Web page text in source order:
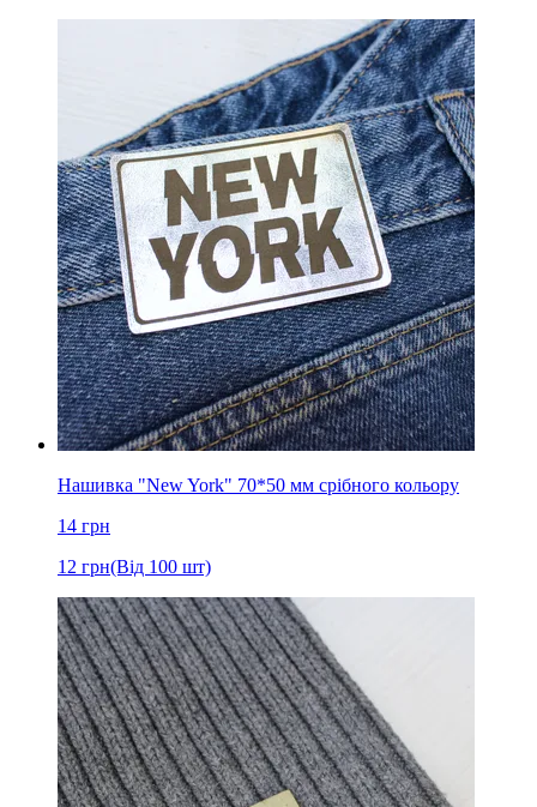
Нашивка "New York" 70*50 мм срібного кольору
14 грн
12 грн(Від 100 шт)